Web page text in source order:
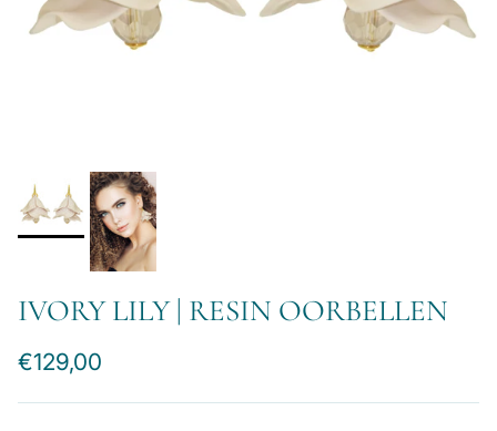
IVORY LILY | RESIN OORBELLEN
Reguliere prijs
€129,00